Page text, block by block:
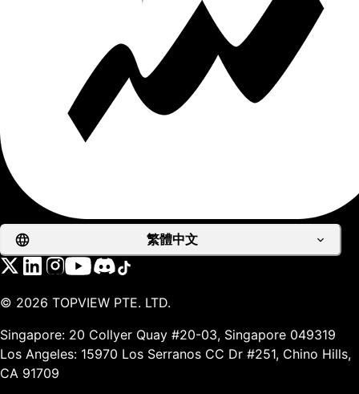
繁體中文
© 2026 TOPVIEW PTE. LTD.
Singapore: 20 Collyer Quay #20-03, Singapore 049319
Los Angeles: 15970 Los Serranos CC Dr #251, Chino Hills,
CA 91709